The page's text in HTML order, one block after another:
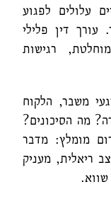
עלולים לפגוע
עורך דין פלילי
רגישות
משבר, הלקוח
מה הסיכונים?
מומלץ: מדבר
ריאלית, מעניק